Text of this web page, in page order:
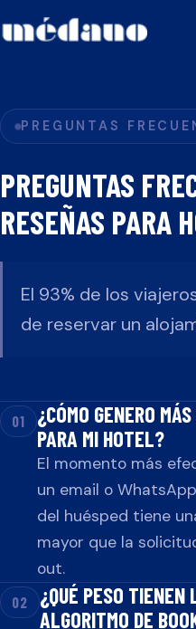
PREGUNTAS
PREGUNTAS
RESEÑAS PARA
El 93% de los
de reservar un
Preguntas y
01
¿CÓMO GENERO
PARA MI HOTEL?
El momento más
un email o
del huésped tiene
mayor que la
out.
02
¿QUÉ PESO TIENEN
ALGORITMO DE